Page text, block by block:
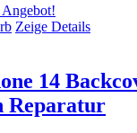
Angebot!
Zeige Details
14
Reparatur